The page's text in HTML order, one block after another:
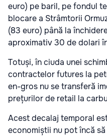
euro) pe baril, pe fondul
blocare a Strâmtorii
(83 euro) până la
aproximativ 30 de dolari
Totuși, în ciuda unei
contractelor futures la
en-gros nu se transferă
prețurilor de retail la
Acest decalaj temporal
economiștii nu pot încă